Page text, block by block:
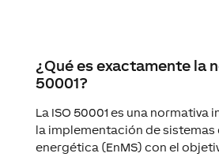
¿Qué es exactamente la
50001?
La ISO 50001 es una normativa
la implementación de sistemas
energética (EnMS) con el